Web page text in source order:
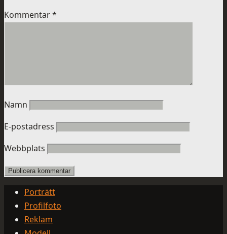
Kommentar*
Namn
E-postadress
Webbplats
Porträtt
Profilfoto
Reklam